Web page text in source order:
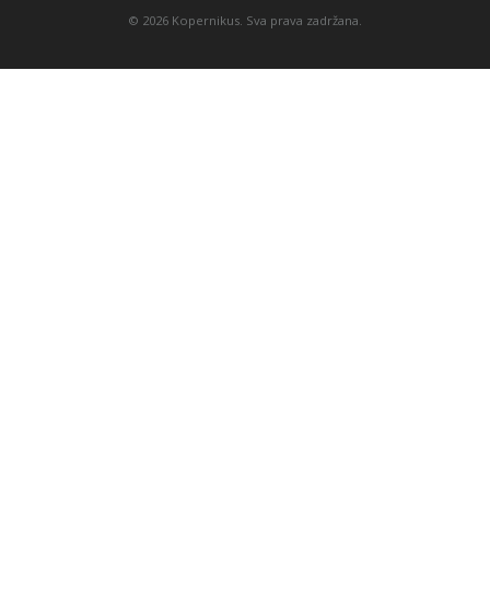
© 2026 Kopernikus. Sva prava zadržana.